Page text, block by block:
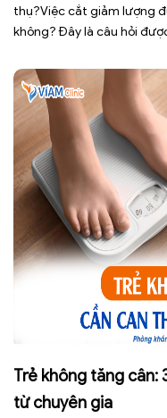
thụ?Việc cắt giảm lượng
không? Đây là câu hỏi
[…]
Trẻ không tăng
từ chuyên gia